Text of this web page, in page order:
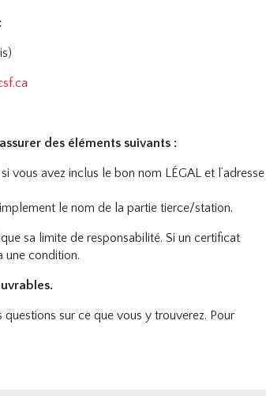
des éléments suivants :
vous avez inclus le bon nom LÉGAL et l’adresse
le nom de la partie tierce/station.
sa limite de responsabilité. Si un certificat
une condition.
sur ce que vous y trouverez. Pour